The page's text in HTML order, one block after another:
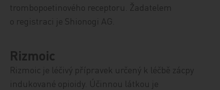
trombopoetinového receptoru. Žadatelem
o registraci je Shionogi AG.
Rizmoic
Rizmoic je léčivý přípravek určený k léčbě zácpy
indukované opioidy. Účinnou látkou je